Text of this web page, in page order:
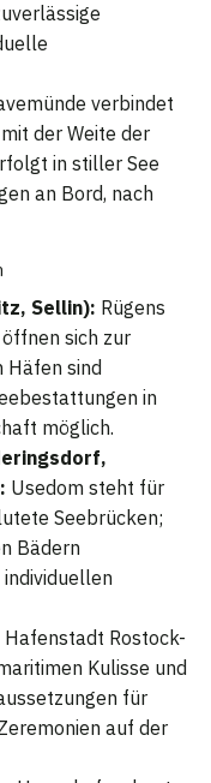
verbindet
der Weite der
in stiller See
an Bord, nach
Sellin): Rügens
sich zur
Häfen sind
in
möglich.
Usedom steht für
Seebrücken;
Bädern
Hafenstadt Rostock-
Kulisse und
für
auf der